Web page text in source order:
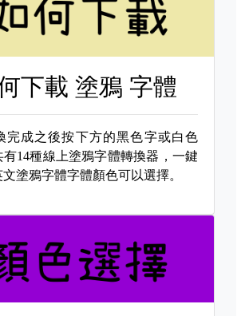
下載塗鴉 字體
完成之後按下方的黑色字或白色
有14種線上塗鴉字體轉換器，一鍵
塗鴉字體字體顏色可以選擇。